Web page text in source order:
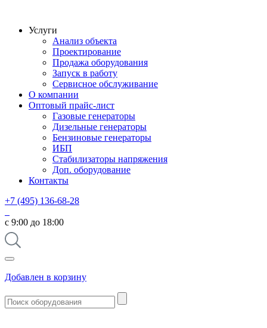
Услуги
Анализ объекта
Проектирование
Продажа оборудования
Запуск в работу
Сервисное обслуживание
О компании
Оптовый прайс-лист
Газовые генераторы
Дизельные генераторы
Бензиновые генераторы
ИБП
Стабилизаторы напряжения
Доп. оборудование
Контакты
+7 (495) 136-68-28
с 9:00 до 18:00
Добавлен в корзину